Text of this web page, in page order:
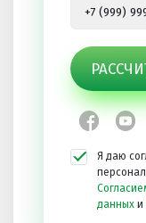
Я даю
данных и